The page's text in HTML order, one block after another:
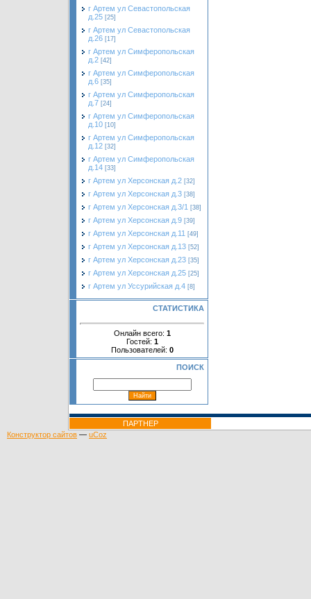
г Артем ул Севастопольская
д.25 [25]
г Артем ул Севастопольская
д.26 [17]
г Артем ул Симферопольская
д.2 [42]
г Артем ул Симферопольская
д.6 [35]
г Артем ул Симферопольская
д.7 [24]
г Артем ул Симферопольская
д.10 [10]
г Артем ул Симферопольская
д.12 [32]
г Артем ул Симферопольская
д.14 [33]
г Артем ул Херсонская д.2 [32]
г Артем ул Херсонская д.3 [38]
г Артем ул Херсонская д.3/1 [38]
г Артем ул Херсонская д.9 [39]
г Артем ул Херсонская д.11 [49]
г Артем ул Херсонская д.13 [52]
г Артем ул Херсонская д.23 [35]
г Артем ул Херсонская д.25 [25]
г Артем ул Уссурийская д.4 [8]
СТАТИСТИКА
Онлайн всего: 1
Гостей: 1
Пользователей: 0
ПОИСК
ПАРТНЕР
Конструктор сайтов — uCoz